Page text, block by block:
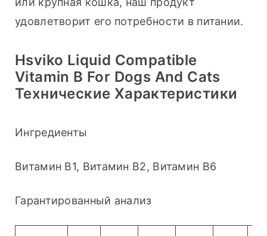
удовлетворит его потребности в питании.
Hsviko Liquid Compatible
Vitamin B For Dogs And Cats
Технические Характеристики
Ингредиенты
Витамин B1, Витамин B2, Витамин B6
Гарантированный анализ